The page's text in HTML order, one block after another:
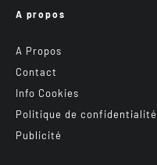
A propos
A Propos
Contact
Info Cookies
Politique de confidentialité
Publicité